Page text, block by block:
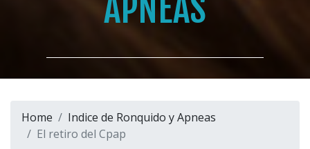
APNEAS
Home
Indice de Ronquido y Apneas
El retiro del Cpap